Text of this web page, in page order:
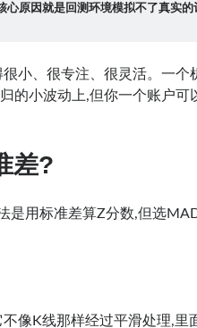
原因就是回测环境模拟不了真实的
小、很专注、很灵活。一个
的小波动上,但你一个账户可
差?
是用标准差算Z分数,但选
像K线那样经过平滑处理,里